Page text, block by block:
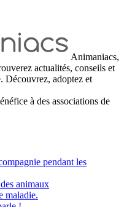
Animaniacs,
actualités, conseils et
Découvrez, adoptez et
à des associations de
pendant les
animaux
maladie.